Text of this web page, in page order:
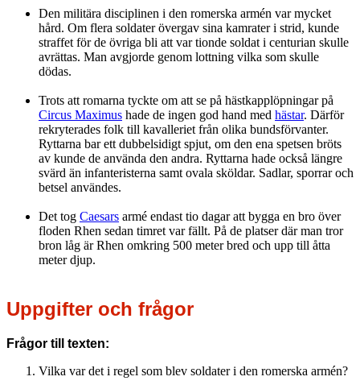
Den militära disciplinen i den romerska armén var mycket
hård. Om flera soldater övergav sina kamrater i strid, kunde
straffet för de övriga bli att var tionde soldat i centurian skulle
avrättas. Man avgjorde genom lottning vilka som skulle
dödas.
Trots att romarna tyckte om att se på hästkapplöpningar på
Circus Maximus hade de ingen god hand med hästar. Därför
rekryterades folk till kavalleriet från olika bundsförvanter.
Ryttarna bar ett dubbelsidigt spjut, om den ena spetsen bröts
av kunde de använda den andra. Ryttarna hade också längre
svärd än infanteristerna samt ovala sköldar. Sadlar, sporrar och
betsel användes.
Det tog Caesars armé endast tio dagar att bygga en bro över
floden Rhen sedan timret var fällt. På de platser där man tror
bron låg är Rhen omkring 500 meter bred och upp till åtta
meter djup.
Uppgifter och frågor
Frågor till texten:
Vilka var det i regel som blev soldater i den romerska armén?